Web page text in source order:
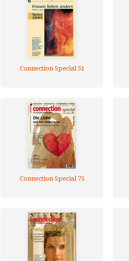
Connection Special 51
Connection Special 75